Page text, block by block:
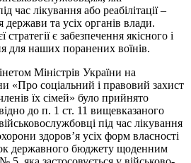
час лікування або реабілітації –
держави та усіх органів влади.
є забезпечення якісного і
для наших поранених воїнів.
Міністрів України на
«Про соціальний і правовий захист
їх сімей» було прийнято
до п. 1 ст. 11 вищевказаного
під час лікування
здоров’я усіх форм власності
державного бюджету щоденним